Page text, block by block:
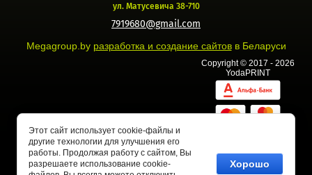
ул. Матусевича 38-710
7919680@gmail.com
Megagroup.by разработка и создание сайтовв Беларуси
Copyright © 2017 - 2026
YodaPRINT
Этот сайт использует cookie-файлы и
другие технологии для улучшения его
работы. Продолжая работу с сайтом, Вы
разрешаете использование cookie-
Хорошо